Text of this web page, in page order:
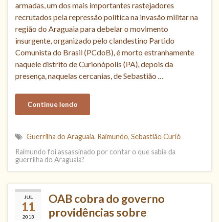
armadas, um dos mais importantes rastejadores
recrutados pela repressão política na invasão militar na
região do Araguaia para debelar o movimento
insurgente, organizado pelo clandestino Partido
Comunista do Brasil (PCdoB), é morto estranhamente
naquele distrito de Curionópolis (PA), depois da
presença, naquelas cercanias, de Sebastião …
Continue lendo
Guerrilha do Araguaia, Raimundo, Sebastião Curió
Raimundo foi assassinado por contar o que sabia da
guerrilha do Araguaia?
JUL
11
2013
OAB cobra do governo
providências sobre